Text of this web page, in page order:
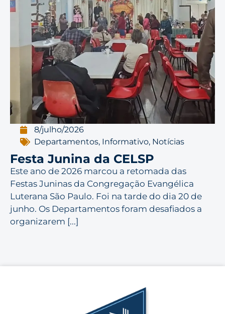
8/julho/2026
Departamentos, Informativo, Notícias
Festa Junina da CELSP
Este ano de 2026 marcou a retomada das
Festas Juninas da Congregação Evangélica
Luterana São Paulo. Foi na tarde do dia 20 de
junho. Os Departamentos foram desafiados a
organizarem [...]